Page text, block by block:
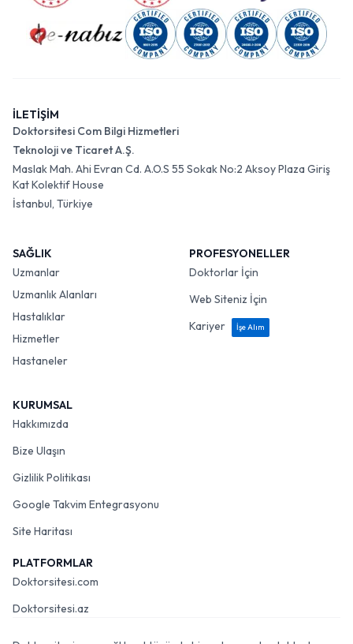
İLETİŞİM
Doktorsitesi Com Bilgi Hizmetleri
Teknoloji ve Ticaret A.Ş.
Maslak Mah. Ahi Evran Cd. A.O.S 55 Sokak No:2 Aksoy Plaza Giriş
Kat Kolektif House
İstanbul, Türkiye
SAĞLIK
Uzmanlar
Uzmanlık Alanları
Hastalıklar
Hizmetler
Hastaneler
PROFESYONELLER
Doktorlar İçin
Web Siteniz İçin
Kariyer
İşe Alım
KURUMSAL
Hakkımızda
Bize Ulaşın
Gizlilik Politikası
Google Takvim Entegrasyonu
Site Haritası
PLATFORMLAR
Doktorsitesi.com
Doktorsitesi.az